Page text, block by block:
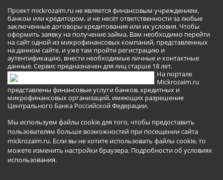
Проект mickrozaim.ru не является финансовым учреждением,
банком или кредитором, и не несёт ответственности за любые
заключенные договоры кредитования или их условия. Чтобы
оформить заявку на получение займа, Вам необходимо перейти
на сайт одной из микрофинансовых компаний, представленных
на данном сайте, и уже там пройти регистрацию и
аутентификацию, внести необходимые личные и контактные
данные. Сервис предназначен для лиц старше 18 лет.
На портале
Mickrozaim.ru
представлены финансовые услуги банков, кредитных и
микрофинансовых организаций, имеющих разрешение
Центрального Банка Российской Федерации.
Мы используем файлы cookie для того, чтобы предоставить
пользователям больше возможностей при посещении сайта
mickrozaim.ru. Если вы не хотите использовать файлы cookie, то
можете изменить настройки браузера. Подробности об условиях
использования.